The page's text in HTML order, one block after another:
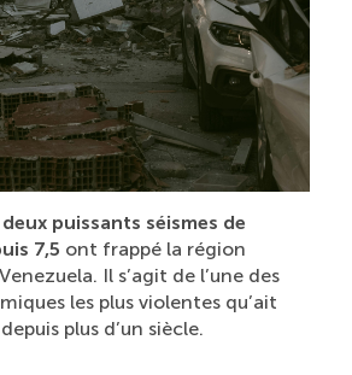
deux puissants séismes de
7,5 ont frappé la région
Il s’agit de l’une des
les plus violentes qu’ait
plus d’un siècle.